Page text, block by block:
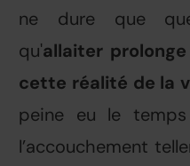
ne dure que
qu'allaiter
cette réalité de la
peine eu le
l’accouchement